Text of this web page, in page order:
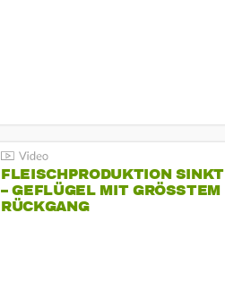
FLEISCHPRODUKTION SINKT
– GEFLÜGEL MIT GRÖSSTEM R
ÜCKGANG